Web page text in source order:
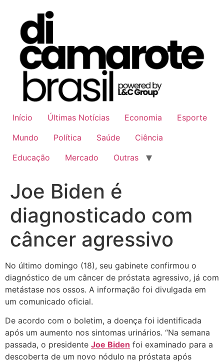
conteúdo
Início Últimas Notícias Economia
Esporte
Mundo
Política Saúde
Ciência
Educação
Mercado Outras
Joe Biden é
diagnosticado com
câncer agressivo
No último domingo (18), seu gabinete confirmou o
diagnóstico de um câncer de próstata agressivo, já com
metástase nos ossos. A informação foi divulgada em
um comunicado oficial.
De acordo com o boletim, a doença foi identificada
após um aumento nos sintomas urinários. “Na semana
passada, o presidente Joe Biden foi examinado para a
descoberta de um novo nódulo na próstata após